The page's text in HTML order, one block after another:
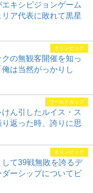
キシビジョンゲーム
ア代表に敗れて黒星
の無観客開催を知っ
は当然がっかりし
オリンピック
ん引したルイス・ス
返った時、誇りに思
ワールドカップ
て39戦無敗を誇るデ
ダーシップについてビ
オリンピック